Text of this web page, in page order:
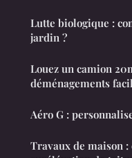
Lutte biologique :
jardin ?
Louez un camion
déménagements
Aéro G :
Travaux de maison